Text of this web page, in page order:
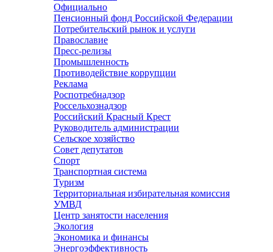
Официально
Пенсионный фонд Российской Федерации
Потребительский рынок и услуги
Православие
Пресс-релизы
Промышленность
Противодействие коррупции
Реклама
Роспотребнадзор
Россельхознадзор
Российский Красный Крест
Руководитель администрации
Сельское хозяйство
Совет депутатов
Спорт
Транспортная система
Туризм
Территориальная избирательная комиссия
УМВД
Центр занятости населения
Экология
Экономика и финансы
Энергоэффективность